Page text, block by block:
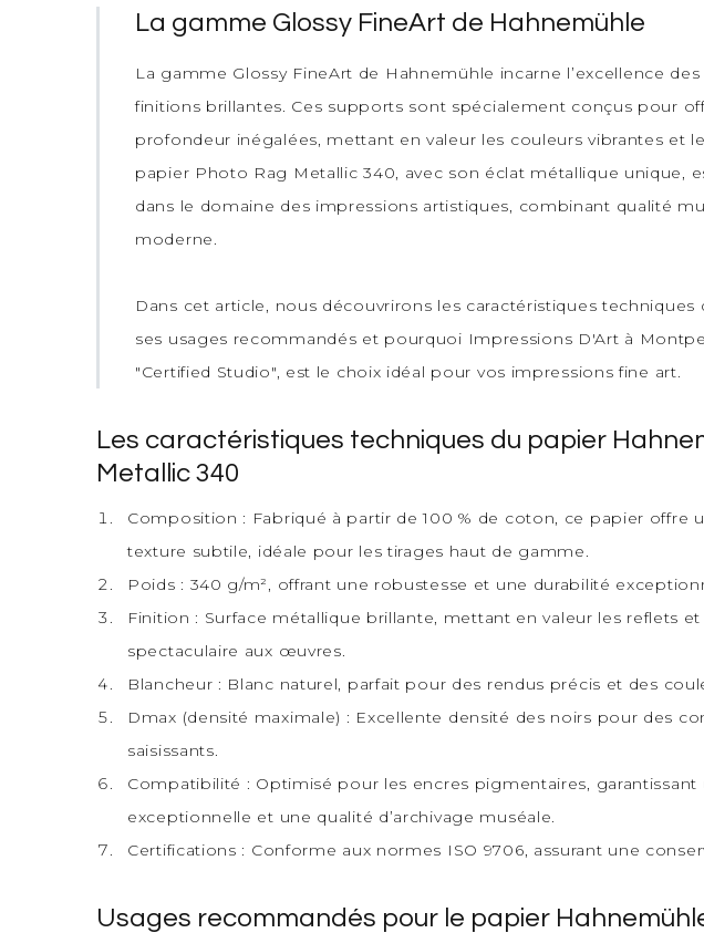
La gamme Glossy FineArt de Hahnemühle
La gamme Glossy FineArt de Hahnemühle incarne l’excellence
finitions brillantes. Ces supports sont spécialement conçus pour
profondeur inégalées, mettant en valeur les couleurs vibrantes et
papier Photo Rag Metallic 340, avec son éclat métallique unique,
dans le domaine des impressions artistiques, combinant qualité
moderne.
Dans cet article, nous découvrirons les caractéristiques
ses usages recommandés et pourquoi Impressions D'Art à
"Certified Studio", est le choix idéal pour vos impressions fine art.
Les caractéristiques techniques du papier
Metallic 340
Composition : Fabriqué à partir de 100 % de coton, ce papier offre
texture subtile, idéale pour les tirages haut de gamme.
Poids : 340 g/m², offrant une robustesse et une durabilité
Finition : Surface métallique brillante, mettant en valeur les reflets
spectaculaire aux œuvres.
Blancheur : Blanc naturel, parfait pour des rendus précis et des
Dmax (densité maximale) : Excellente densité des noirs pour des
saisissants.
Compatibilité : Optimisé pour les encres pigmentaires, garantissant
exceptionnelle et une qualité d’archivage muséale.
Certifications : Conforme aux normes ISO 9706, assurant une
Usages recommandés pour le papier